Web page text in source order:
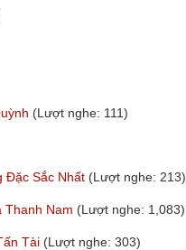
(Lượt nghe: 111)
Đặc Sắc Nhất (Lượt nghe: 213)
Thanh Nam (Lượt nghe: 1,083)
Tài (Lượt nghe: 303)